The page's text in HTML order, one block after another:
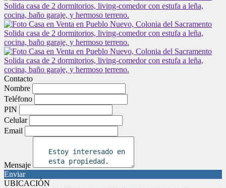
Contacto
Nombre
Teléfono
PIN
Celular
Email
Mensaje
Enviar
UBICACIÓN